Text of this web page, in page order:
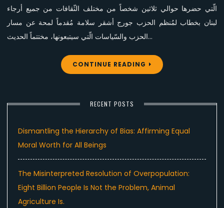
الّتي حضرها حوالي ثلاثين شخصاً من مختلف الثّقافات من جميع أرجاء
لبنان بخطاب لمُنظم الحزب جورج أشقر سلامة مُقدماً لمحة عن مسار
الحزب والسّياسات الّتي سيتبعونها، مختتماً الحديث…
CONTINUE READING
RECENT POSTS
Dismantling the Hierarchy of Bias: Affirming Equal
Moral Worth for All Beings
The Misinterpreted Resolution of Overpopulation:
Eight Billion People Is Not the Problem, Animal
Agriculture Is.